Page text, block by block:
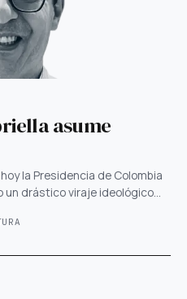
asume
la Presidencia de Colombia
drástico viraje ideológico…